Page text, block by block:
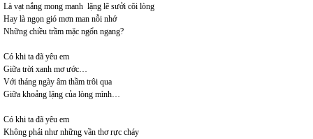
Là vạt nắng mong manh lặng lẽ sưởi cõi lòng
Hay là ngọn gió mơn man nỗi nhớ
Những chiều trầm mặc ngổn ngang?
Có khi ta đã yêu em
Giữa trời xanh mơ ước…
Với tháng ngày âm thầm trôi qua
Giữa khoảng lặng của lòng mình…
Có khi ta đã yêu em
Không phải như những vần thơ rực cháy